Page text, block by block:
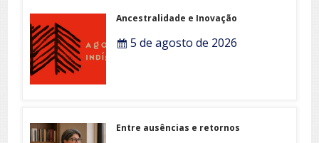
Ancestralidade e Inovação
5 de agosto de 2026
Entre ausências e retornos